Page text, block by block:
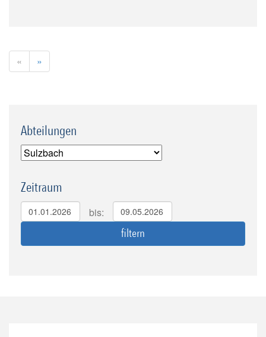
« »
Abteilungen
Zeitraum
bis: